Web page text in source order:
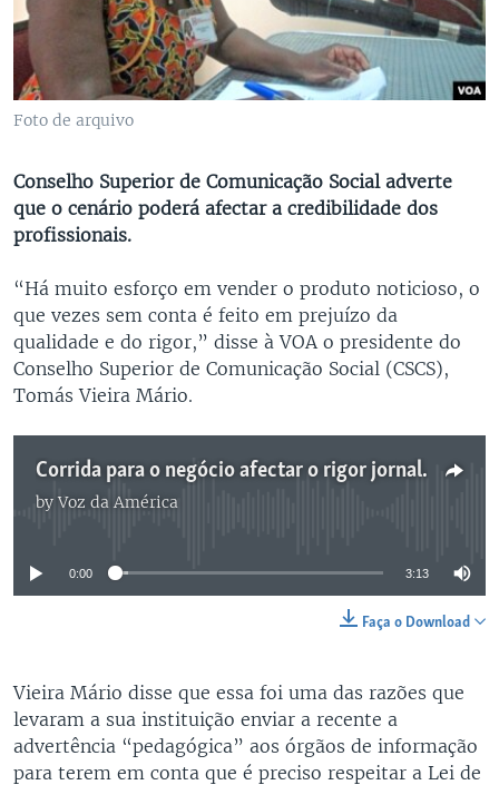
Foto de arquivo
Conselho Superior de Comunicação Social adverte
que o cenário poderá afectar a credibilidade dos
profissionais.
“Há muito esforço em vender o produto noticioso, o
que vezes sem conta é feito em prejuízo da
qualidade e do rigor,” disse à VOA o presidente do
Conselho Superior de Comunicação Social (CSCS),
Tomás Vieira Mário.
Corrida para o negócio afectar o rigor jornalístico - 3:13
byVoz da América
No media source currently available
0:00 3:13
Faça o Download
Vieira Mário disse que essa foi uma das razões que
levaram a sua instituição enviar a recente a
advertência “pedagógica” aos órgãos de informação
para terem em conta que é preciso respeitar a Lei de